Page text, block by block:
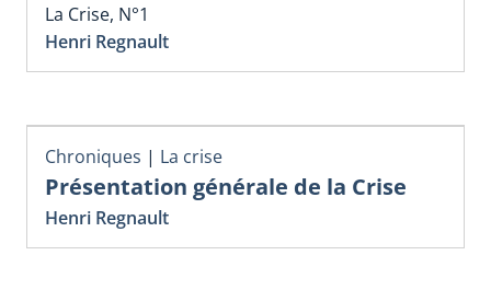
La Crise, N°1
Henri Regnault
Chroniques | La crise
Présentation générale de la Crise
Henri Regnault